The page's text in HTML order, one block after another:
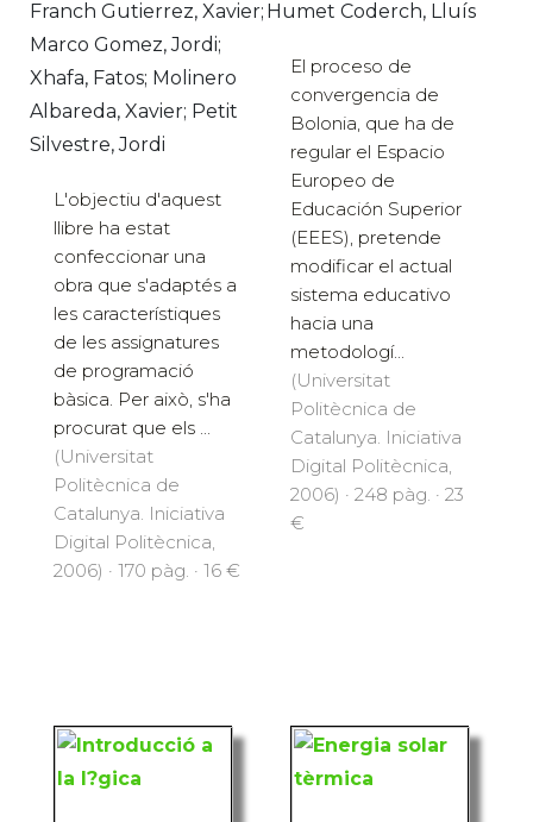
Franch Gutierrez, Xavier;
Marco Gomez, Jordi;
Xhafa, Fatos; Molinero
Albareda, Xavier; Petit
Silvestre, Jordi
L'objectiu d'aquest
llibre ha estat
confeccionar una
obra que s'adaptés a
les característiques
de les assignatures
de programació
bàsica. Per això, s'ha
procurat que els ...
(Universitat
Politècnica de
Catalunya. Iniciativa
Digital Politècnica,
2006) · 170 pàg. · 16 €
Humet Coderch, Lluís
El proceso de
convergencia de
Bolonia, que ha de
regular el Espacio
Europeo de
Educación Superior
(EEES), pretende
modificar el actual
sistema educativo
hacia una
metodologí...
(Universitat
Politècnica de
Catalunya. Iniciativa
Digital Politècnica,
2006) · 248 pàg. · 23
€